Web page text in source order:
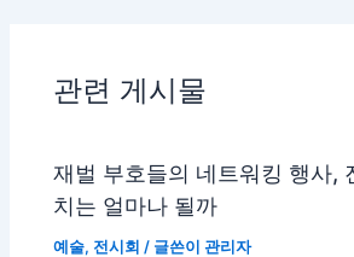
관련 게시물
재벌 부호들의 네트워킹 행사,
치는 얼마나 될까
예술, 전시회 / 글쓴이관리자